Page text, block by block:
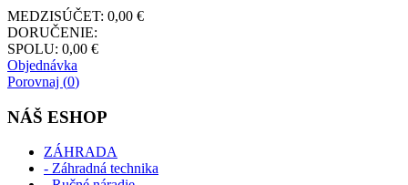
MEDZISÚČET: 0,00 €
DORUČENIE:
SPOLU: 0,00 €
Objednávka
Porovnaj (0)
NÁŠ ESHOP
ZÁHRADA
- Záhradná technika